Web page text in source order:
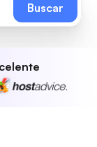
Buscar